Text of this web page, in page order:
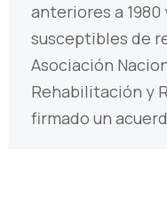
anteriores a 1980
susceptibles de
Asociación
Rehabilitación y
firmado un